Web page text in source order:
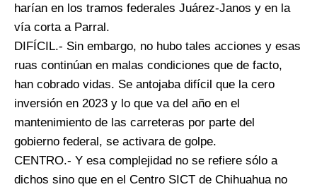
harían en los tramos federales Juárez-Janos y en la
vía corta a Parral.
DIFÍCIL.- Sin embargo, no hubo tales acciones y esas
ruas continúan en malas condiciones que de facto,
han cobrado vidas. Se antojaba difícil que la cero
inversión en 2023 y lo que va del año en el
mantenimiento de las carreteras por parte del
gobierno federal, se activara de golpe.
CENTRO.- Y esa complejidad no se refiere sólo a
dichos sino que en el Centro SICT de Chihuahua no